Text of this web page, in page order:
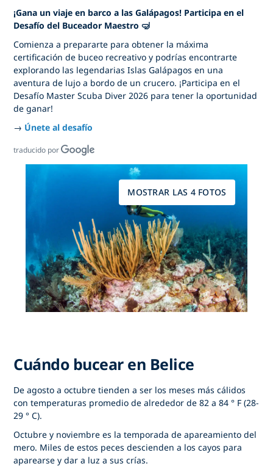
¡Gana un viaje en barco a las Galápagos! Participa en el
Desafío del Buceador Maestro 🤿
Comienza a prepararte para obtener la máxima
certificación de buceo recreativo y podrías encontrarte
explorando las legendarias Islas Galápagos en una
aventura de lujo a bordo de un crucero. ¡Participa en el
Desafío Master Scuba Diver 2026 para tener la oportunidad
de ganar!
→ Únete al desafío
traducido por
MOSTRAR LAS 4 FOTOS
Cuándo bucear en Belice
De agosto a octubre tienden a ser los meses más cálidos
con temperaturas promedio de alrededor de 82 a 84 ° F (28-
29 ° C).
Octubre y noviembre es la temporada de apareamiento del
mero. Miles de estos peces descienden a los cayos para
aparearse y dar a luz a sus crías.